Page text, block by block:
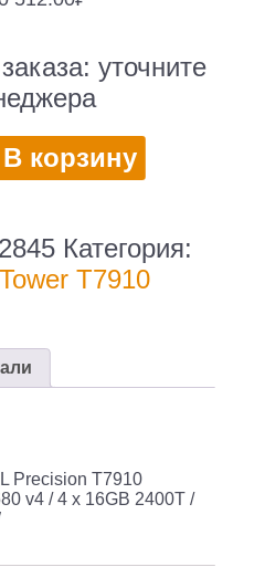
уточните
В корзину
Категория:
T7910
Precision T7910
v4 / 4 x 16GB 2400T /